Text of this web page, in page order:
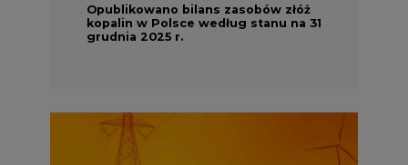
Opublikowano bilans zasobów złóż
kopalin w Polsce według stanu na 31
grudnia 2025 r.